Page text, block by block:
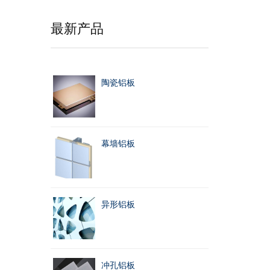
最新产品
陶瓷铝板
幕墙铝板
异形铝板
冲孔铝板